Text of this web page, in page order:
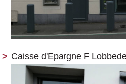
Caisse d'Epargne F